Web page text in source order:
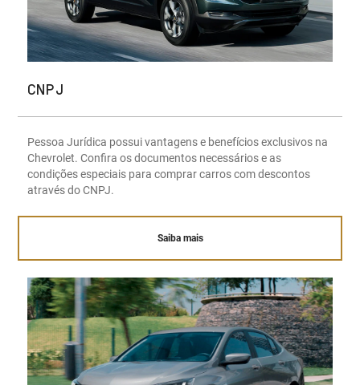
CNPJ
Pessoa Jurídica possui vantagens e benefícios exclusivos na
Chevrolet. Confira os documentos necessários e as
condições especiais para comprar carros com descontos
através do CNPJ.
Saiba mais